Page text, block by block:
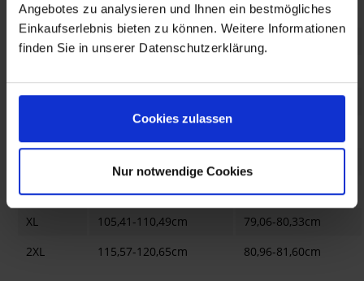
Angebotes zu analysieren und Ihnen ein bestmögliches
Einkaufserlebnis bieten zu können. Weitere Informationen
finden Sie in unserer Datenschutzerklärung.
Cookies zulassen
Nur notwendige Cookies
Frauen Größen
Größe
XS
83,82cm
76,20cm
L
97,79-101,60cm
78,74-79,06cm
XL
105,41-110,49cm
79,06-80,33cm
2XL
115,57-120,65cm 80,96-81,60cm